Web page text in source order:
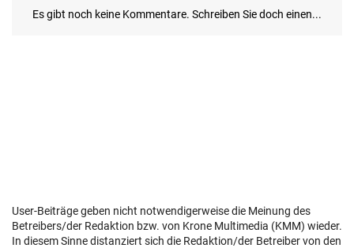
User-Beiträge geben nicht notwendigerweise die Meinung des
Betreibers/der Redaktion bzw. von Krone Multimedia (KMM) wieder.
In diesem Sinne distanziert sich die Redaktion/der Betreiber von den